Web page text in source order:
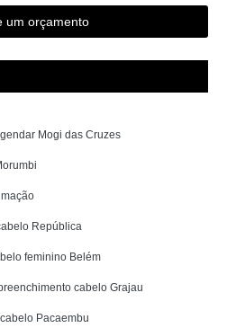
um orçamento
Mogi das Cruzes
República
feminino Belém
cabelo Grajau
Pacaembu